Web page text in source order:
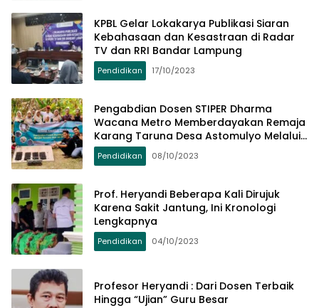
KPBL Gelar Lokakarya Publikasi Siaran
Kebahasaan dan Kesastraan di Radar
TV dan RRI Bandar Lampung
Pendidikan 17/10/2023
Pengabdian Dosen STIPER Dharma
Wacana Metro Memberdayakan Remaja
Karang Taruna Desa Astomulyo Melalui
Pendidikan 08/10/2023
Prof. Heryandi Beberapa Kali Dirujuk
Karena Sakit Jantung, Ini Kronologi
Lengkapnya
Pendidikan 04/10/2023
Profesor Heryandi : Dari Dosen Terbaik
Hingga “Ujian” Guru Besar